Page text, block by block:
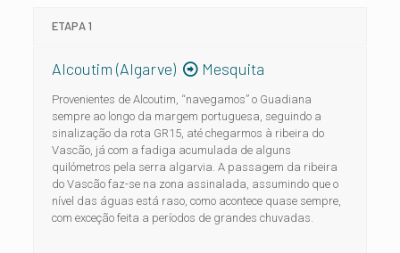
ETAPA 1
Alcoutim (Algarve) Mesquita
Provenientes de Alcoutim, “navegamos” o Guadiana
sempre ao longo da margem portuguesa, seguindo a
sinalização da rota GR15, até chegarmos à ribeira do
Vascão, já com a fadiga acumulada de alguns
quilómetros pela serra algarvia. A passagem da ribeira
do Vascão faz-se na zona assinalada, assumindo que o
nível das águas está raso, como acontece quase sempre,
com exceção feita a períodos de grandes chuvadas.